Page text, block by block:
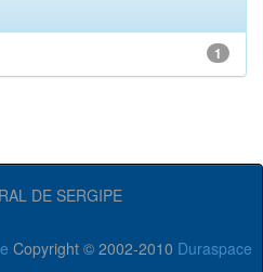
1
DE SERGIPE
Copyright © 2002-2010 Duraspace